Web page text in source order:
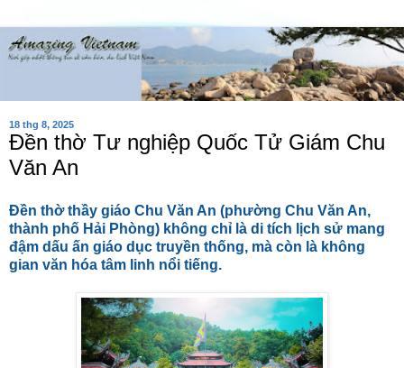
18 thg 8, 2025
Đền thờ Tư nghiệp Quốc Tử Giám Chu
Văn An
Đền thờ thầy giáo Chu Văn An (phường Chu Văn An,
thành phố Hải Phòng) không chỉ là di tích lịch sử mang
đậm dấu ấn giáo dục truyền thống, mà còn là không
gian văn hóa tâm linh nổi tiếng.